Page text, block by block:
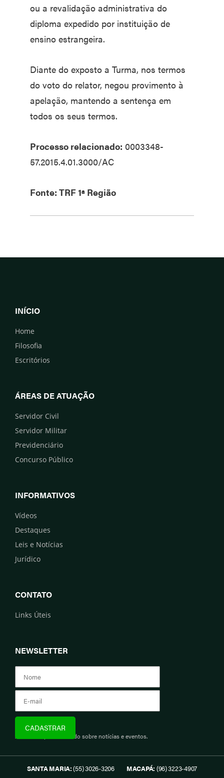
ou a revalidação administrativa do
diploma expedido por instituição de
ensino estrangeira.
Diante do exposto a Turma, nos termos
do voto do relator, negou provimento à
apelação, mantendo a sentença em
todos os seus termos.
Processo relacionado: 0003348-
57.2015.4.01.3000/AC
Fonte: TRF 1ª Região
INÍCIO
Home
Filosofia
Escritórios
ÁREAS DE ATUAÇÃO
Servidor Civil
Servidor Militar
Previdenciário
Concurso Público
INFORMATIVOS
Vídeos
Destaques
Leis e Notícias
Jurídico
CONTATO
Links Úteis
NEWSLETTER
Assine e fique informado sobre notícias e eventos.
SANTA MARIA:(55) 3026-3206 MACAPÁ: (96) 3223-4907